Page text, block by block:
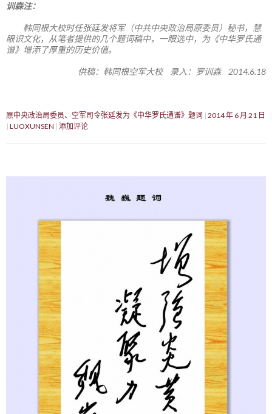
训森注：
韩同根大校时任张廷发将军（中共中央政治局原委员）秘书，慧
眼识文化，从笔者提供的几个题词稿中，一眼选中，为《中华罗氏通
谱》增添了厚重的历史价值。
供稿：韩同根空军大校 录入：罗训森 2014.6.18
原中央政治局委员、空军司令张廷发为《中华罗氏通谱》题词 2014 年 6 月 21 日
LUOXUNSEN 添加评论